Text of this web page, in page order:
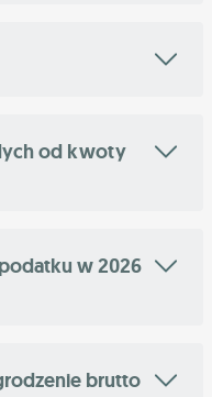
od kwoty
w 2026
brutto